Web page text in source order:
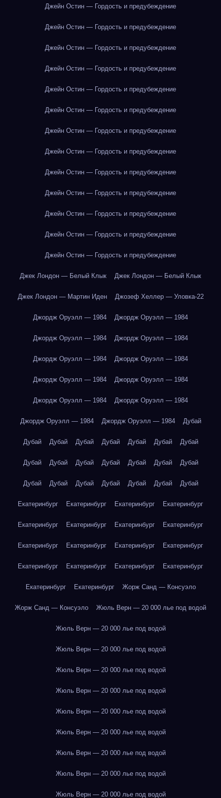
Джейн Остин — Гордость и предубеждение
Джейн Остин — Гордость и предубеждение
Джейн Остин — Гордость и предубеждение
Джейн Остин — Гордость и предубеждение
Джейн Остин — Гордость и предубеждение
Джейн Остин — Гордость и предубеждение
Джейн Остин — Гордость и предубеждение
Джейн Остин — Гордость и предубеждение
Джейн Остин — Гордость и предубеждение
Джейн Остин — Гордость и предубеждение
Джейн Остин — Гордость и предубеждение
Джейн Остин — Гордость и предубеждение
Джейн Остин — Гордость и предубеждение
Джек Лондон — Белый Клык Джек Лондон — Белый Клык
Джек Лондон — Мартин Иден Джозеф Хеллер — Уловка-22
Джордж Оруэлл — 1984 Джордж Оруэлл — 1984
Джордж Оруэлл — 1984 Джордж Оруэлл — 1984
Джордж Оруэлл — 1984 Джордж Оруэлл — 1984
Джордж Оруэлл — 1984 Джордж Оруэлл — 1984
Джордж Оруэлл — 1984 Джордж Оруэлл — 1984
Джордж Оруэлл — 1984 Джордж Оруэлл — 1984 Дубай
Дубай Дубай Дубай Дубай Дубай Дубай Дубай
Дубай Дубай Дубай Дубай Дубай Дубай Дубай
Дубай Дубай Дубай Дубай Дубай Дубай Дубай
Екатеринбург Екатеринбург Екатеринбург Екатеринбург
Екатеринбург Екатеринбург Екатеринбург Екатеринбург
Екатеринбург Екатеринбург Екатеринбург Екатеринбург
Екатеринбург Екатеринбург Екатеринбург Екатеринбург
Екатеринбург Екатеринбург Жорж Санд — Консуэло
Жорж Санд — Консуэло Жюль Верн — 20 000 лье под водой
Жюль Верн — 20 000 лье под водой
Жюль Верн — 20 000 лье под водой
Жюль Верн — 20 000 лье под водой
Жюль Верн — 20 000 лье под водой
Жюль Верн — 20 000 лье под водой
Жюль Верн — 20 000 лье под водой
Жюль Верн — 20 000 лье под водой
Жюль Верн — 20 000 лье под водой
Жюль Верн — 20 000 лье под водой